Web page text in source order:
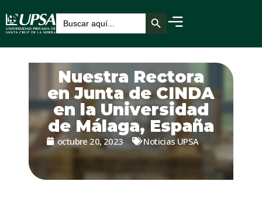
Buscar: Botón de búsqueda
Nuestra Rectora
en Junta de CINDA
en la Universidad
de Málaga, España
octubre 20, 2023 Noticias UPSA